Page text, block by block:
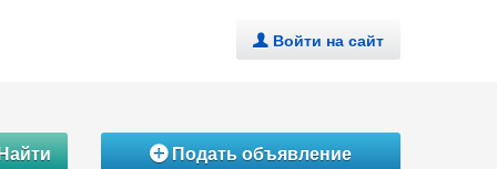
. Войти на сайт
ÁПодать объявление